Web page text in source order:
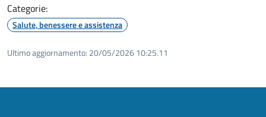
Categorie:
Salute, benessere e assistenza
Ultimo aggiornamento: 20/05/2026 10:25.11